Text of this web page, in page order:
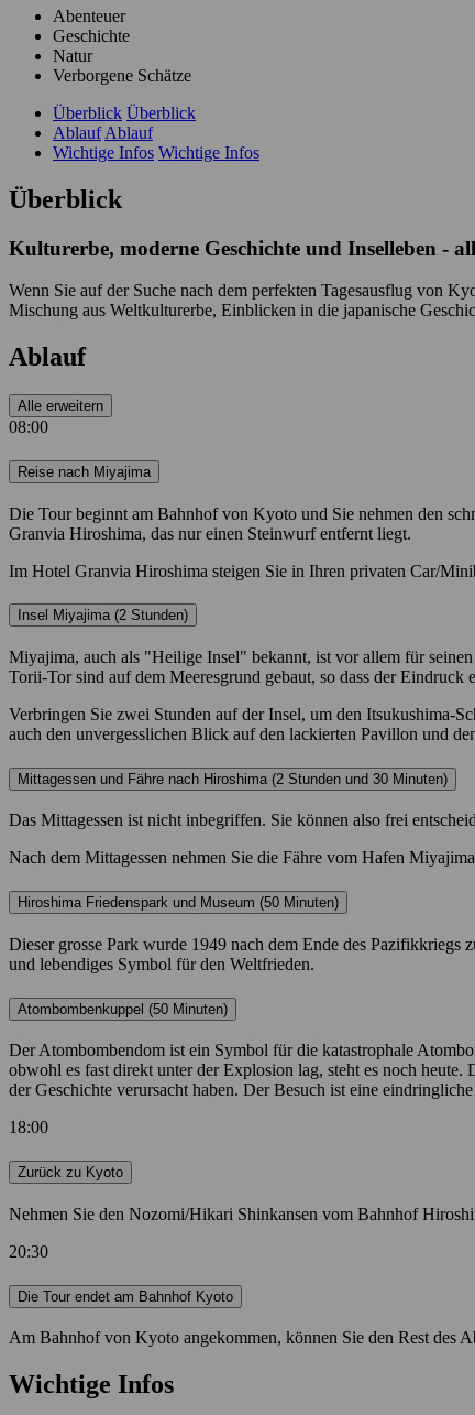
Abenteuer
Geschichte
Natur
Verborgene Schätze
Überblick Überblick
Ablauf Ablauf
Wichtige Infos Wichtige Infos
Überblick
Kulturerbe, moderne Geschichte und Inselleben -
Wenn Sie auf der Suche nach dem perfekten Tagesausflug von
Mischung aus Weltkulturerbe, Einblicken in die japanische
Ablauf
Alle erweitern
08:00
Reise nach Miyajima
Die Tour beginnt am Bahnhof von Kyoto und Sie nehmen den
Granvia Hiroshima, das nur einen Steinwurf entfernt liegt.
Im Hotel Granvia Hiroshima steigen Sie in Ihren privaten Car/
Insel Miyajima (2 Stunden)
Miyajima, auch als "Heilige Insel" bekannt, ist vor allem für
Torii-Tor sind auf dem Meeresgrund gebaut, so dass der Eindruck
Verbringen Sie zwei Stunden auf der Insel, um den Itsukushima-
auch den unvergesslichen Blick auf den lackierten Pavillon und
Mittagessen und Fähre nach Hiroshima (2 Stunden und 30 Minuten)
Das Mittagessen ist nicht inbegriffen. Sie können also frei
Nach dem Mittagessen nehmen Sie die Fähre vom Hafen
Hiroshima Friedenspark und Museum (50 Minuten)
Dieser grosse Park wurde 1949 nach dem Ende des Pazifikkriegs
und lebendiges Symbol für den Weltfrieden.
Atombombenkuppel (50 Minuten)
Der Atombombendom ist ein Symbol für die katastrophale
obwohl es fast direkt unter der Explosion lag, steht es noch
der Geschichte verursacht haben. Der Besuch ist eine
18:00
Zurück zu Kyoto
Nehmen Sie den Nozomi/Hikari Shinkansen vom Bahnhof
20:30
Die Tour endet am Bahnhof Kyoto
Am Bahnhof von Kyoto angekommen, können Sie den Rest des
Wichtige Infos